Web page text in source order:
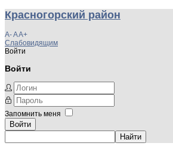
Красногорский район
A-AA+
Слабовидящим
Войти
Войти
Запомнить меня
Войти